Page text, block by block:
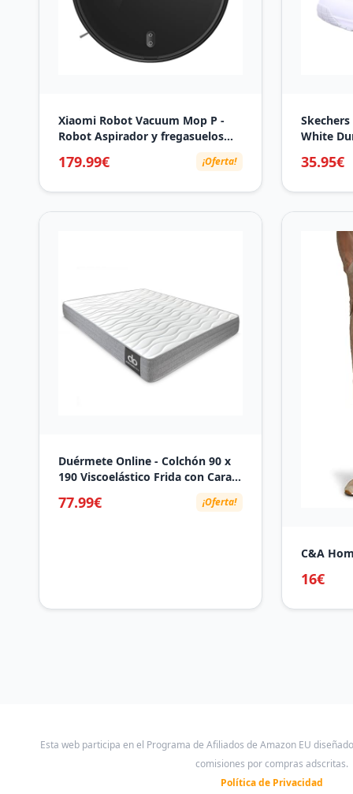
Xiaomi Robot Vacuum Mop P -
Robot Aspirador y fregasuelos
con Sistema Inteligente de
navegación láser (LDS), succión
179.99€ ¡Oferta!
White
35.95€
Duérmete Online - Colchón 90 x
190 Viscoelástico Frida con Cara
Invierno/Verano, Ergonómico,
Confort y Dureza Óptimos,
77.99€ ¡Oferta!
C&A
16€
Esta web participa en el Programa de Afiliados de Amazon EU
comisiones por compras adscritas.
Política de Privacidad